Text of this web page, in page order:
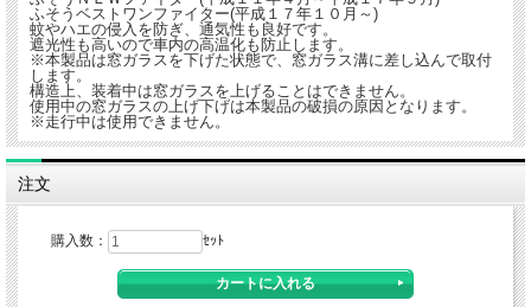
ふそうベストワンファイター(平成１７年１０月～)
蚊やハエの侵入を防ぎ、通気性も良好です。
遮光性も高いので車内の高温化も防止します。
※本製品は窓ガラスを下げた状態で、窓ガラス溝に差し込んで取付
します。
構造上、装着中は窓ガラスを上げることはできません。
使用中の窓ガラスの上げ下げは本製品の破損の原因となります。
※走行中は使用できません。
注文
購入数： ｾｯﾄ